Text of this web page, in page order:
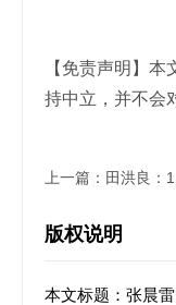
【免责声明】
持中立，并不会
上一篇： 田洪良：
版权说明
本文标题：张晨